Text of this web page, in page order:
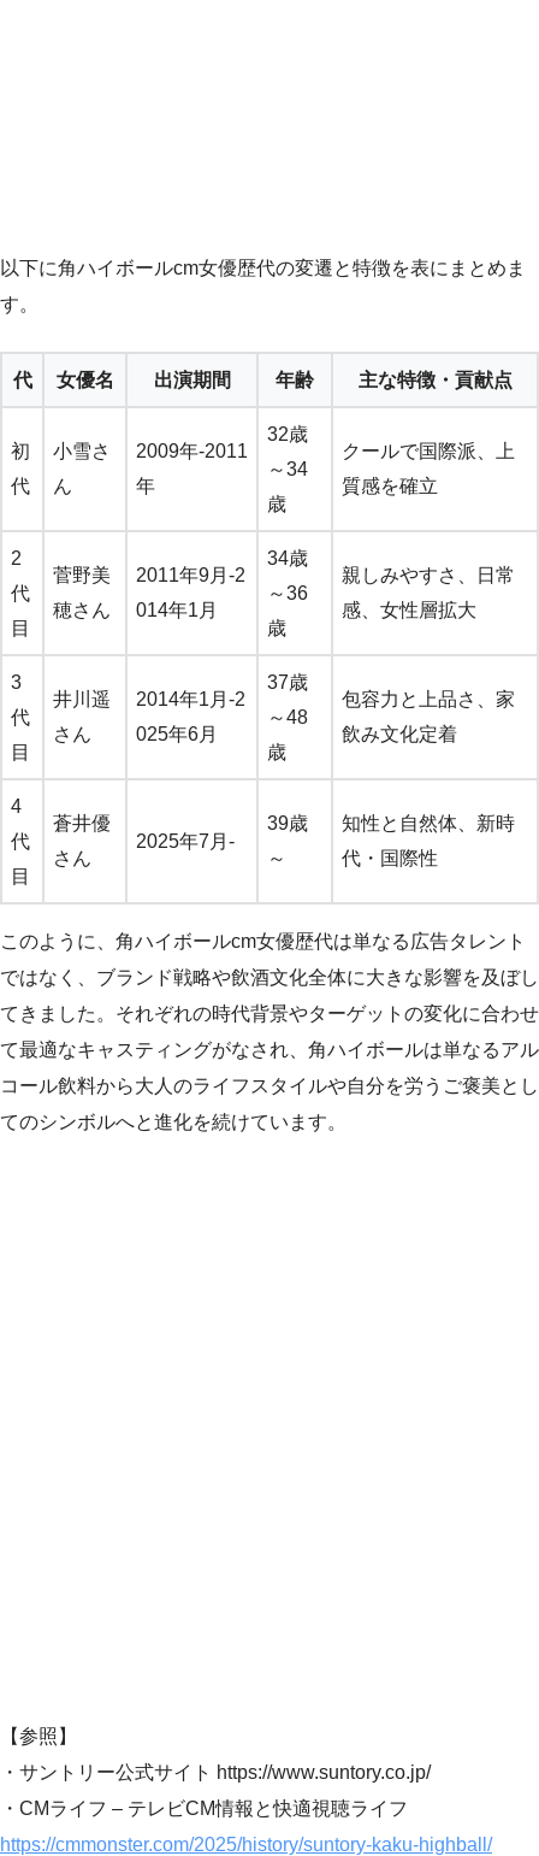
以下に角ハイボールcm女優歴代の変遷と特徴を表にまとめま
す。
代 女優名 出演期間 年齢 主な特徴・貢献点
初
代
小雪さ
ん
2009年-2011
年
32歳
～34
歳
クールで国際派、上
質感を確立
2
代
目
菅野美
穂さん
2011年9月-2
014年1月
34歳
～36
歳
親しみやすさ、日常
感、女性層拡大
3
代
目
井川遥
さん
2014年1月-2
025年6月
37歳
～48
歳
包容力と上品さ、家
飲み文化定着
4
代
目
蒼井優
さん
2025年7月-
39歳
～
知性と自然体、新時
代・国際性
このように、角ハイボールcm女優歴代は単なる広告タレント
ではなく、ブランド戦略や飲酒文化全体に大きな影響を及ぼし
てきました。それぞれの時代背景やターゲットの変化に合わせ
て最適なキャスティングがなされ、角ハイボールは単なるアル
コール飲料から大人のライフスタイルや自分を労うご褒美とし
てのシンボルへと進化を続けています。
【参照】
・サントリー公式サイト https://www.suntory.co.jp/
・CMライフ – テレビCM情報と快適視聴ライフ
https://cmmonster.com/2025/history/suntory-kaku-highball/